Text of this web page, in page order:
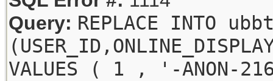
Query: REPLACE INTO
VALUES ( 1 , '-